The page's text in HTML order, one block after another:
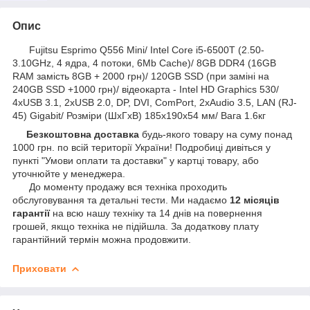
Опис
Fujitsu Esprimo Q556 Mini/ Intel Core i5-6500T (2.50-
3.10GHz, 4 ядра, 4 потоки, 6Mb Cache)/ 8GB DDR4 (16GB
RAM замість 8GB + 2000 грн)/ 120GB SSD (при заміні на
240GB SSD +1000 грн)/ відеокарта - Intel HD Graphics 530/
4xUSB 3.1, 2xUSB 2.0, DP, DVI, ComPort, 2xAudio 3.5, LAN (RJ-
45) Gigabit/ Розміри (ШxГxВ) 185x190x54 мм/ Вага 1.6кг
Безкоштовна доставка будь-якого товару на суму понад
1000 грн. по всій території України! Подробиці дивіться у
пункті "Умови оплати та доставки" у картці товару, або
уточнюйте у менеджера.
До моменту продажу вся техніка проходить
обслуговування та детальні тести. Ми надаємо 12 місяців
гарантії на всю нашу техніку та 14 днів на повернення
грошей, якщо техніка не підійшла. За додаткову плату
гарантійний термін можна продовжити.
Приховати